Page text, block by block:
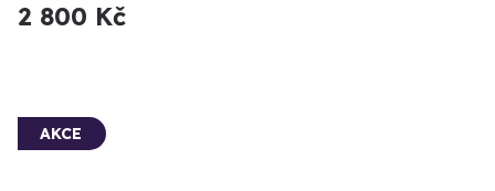
2 800 Kč
AKCE